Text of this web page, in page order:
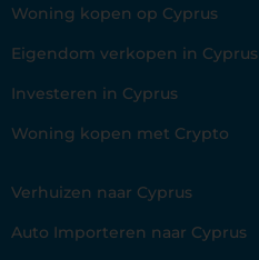
Woning kopen op Cyprus
Eigendom verkopen in Cyprus
Investeren in Cyprus
Woning kopen met Crypto
Verhuizen naar Cyprus
Auto Importeren naar Cyprus